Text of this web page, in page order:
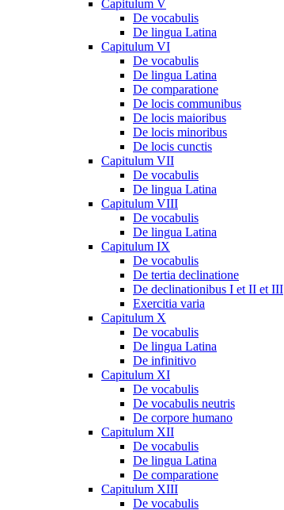
Capitulum V
De vocabulis
De lingua Latina
Capitulum VI
De vocabulis
De lingua Latina
De comparatione
De locis communibus
De locis maioribus
De locis minoribus
De locis cunctis
Capitulum VII
De vocabulis
De lingua Latina
Capitulum VIII
De vocabulis
De lingua Latina
Capitulum IX
De vocabulis
De tertia declinatione
De declinationibus I et II et III
Exercitia varia
Capitulum X
De vocabulis
De lingua Latina
De infinitivo
Capitulum XI
De vocabulis
De vocabulis neutris
De corpore humano
Capitulum XII
De vocabulis
De lingua Latina
De comparatione
Capitulum XIII
De vocabulis